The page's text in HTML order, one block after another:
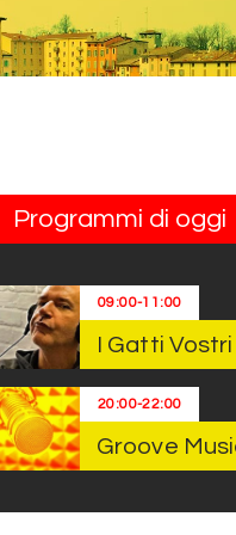
Programmi di oggi
09:00-11:00
I Gatti Vostri
20:00-22:00
Groove